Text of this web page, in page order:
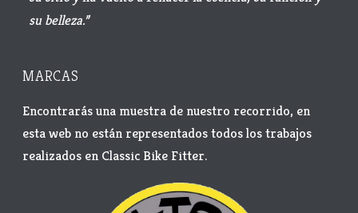
su belleza.”
MARCAS
Encontrarás una muestra de nuestro recorrido, en
esta web no están representados todos los trabajos
realizados en Classic Bike Fitter.